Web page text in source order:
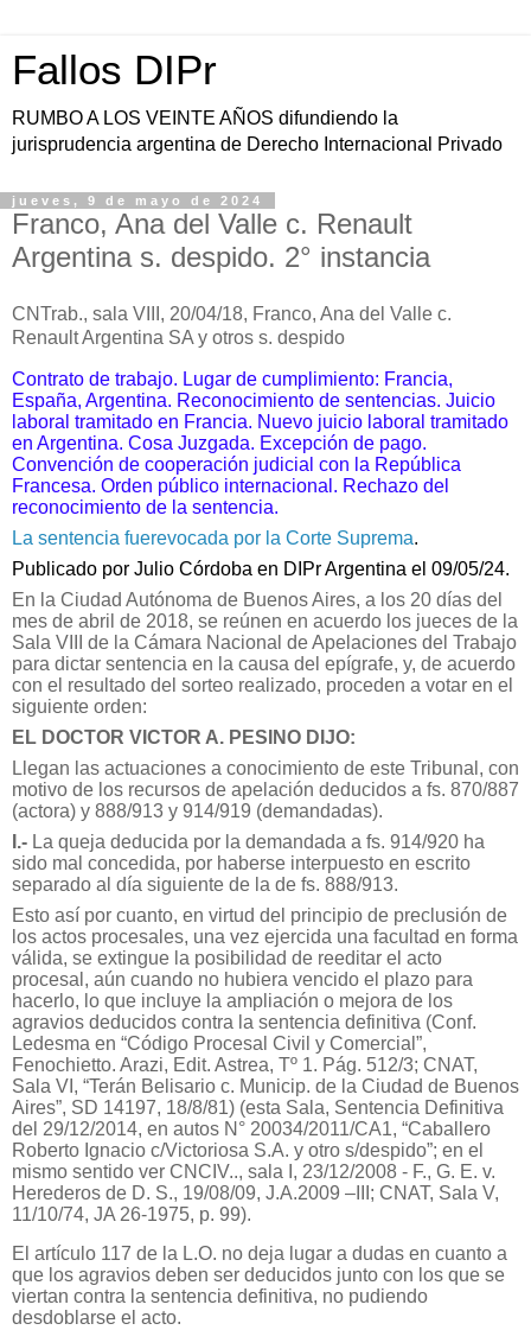
Fallos DIPr
RUMBO A LOS VEINTE AÑOS difundiendo la
jurisprudencia argentina de Derecho Internacional Privado
jueves, 9 de mayo de 2024
Franco, Ana del Valle c. Renault
Argentina s. despido. 2° instancia
CNTrab., sala VIII, 20/04/18, Franco, Ana del Valle c.
Renault Argentina SA y otros s. despido
Contrato de trabajo. Lugar de cumplimiento: Francia,
España, Argentina. Reconocimiento de sentencias. Juicio
laboral tramitado en Francia. Nuevo juicio laboral tramitado
en Argentina. Cosa Juzgada. Excepción de pago.
Convención de cooperación judicial con la República
Francesa. Orden público internacional. Rechazo del
reconocimiento de la sentencia.
La sentencia fuerevocada por la Corte Suprema.
Publicado por Julio Córdoba en DIPr Argentina el 09/05/24.
En la Ciudad Autónoma de Buenos Aires, a los 20 días del
mes de abril de 2018, se reúnen en acuerdo los jueces de la
Sala VIII de la Cámara Nacional de Apelaciones del Trabajo
para dictar sentencia en la causa del epígrafe, y, de acuerdo
con el resultado del sorteo realizado, proceden a votar en el
siguiente orden:
EL DOCTOR VICTOR A. PESINO DIJO:
Llegan las actuaciones a conocimiento de este Tribunal, con
motivo de los recursos de apelación deducidos a fs. 870/887
(actora) y 888/913 y 914/919 (demandadas).
I.- La queja deducida por la demandada a fs. 914/920 ha
sido mal concedida, por haberse interpuesto en escrito
separado al día siguiente de la de fs. 888/913.
Esto así por cuanto, en virtud del principio de preclusión de
los actos procesales, una vez ejercida una facultad en forma
válida, se extingue la posibilidad de reeditar el acto
procesal, aún cuando no hubiera vencido el plazo para
hacerlo, lo que incluye la ampliación o mejora de los
agravios deducidos contra la sentencia definitiva (Conf.
Ledesma en “Código Procesal Civil y Comercial”,
Fenochietto. Arazi, Edit. Astrea, Tº 1. Pág. 512/3; CNAT,
Sala VI, “Terán Belisario c. Municip. de la Ciudad de Buenos
Aires”, SD 14197, 18/8/81) (esta Sala, Sentencia Definitiva
del 29/12/2014, en autos N° 20034/2011/CA1, “Caballero
Roberto Ignacio c/Victoriosa S.A. y otro s/despido”; en el
mismo sentido ver CNCIV.., sala I, 23/12/2008 - F., G. E. v.
Herederos de D. S., 19/08/09, J.A.2009 –III; CNAT, Sala V,
11/10/74, JA 26-1975, p. 99).
El artículo 117 de la L.O. no deja lugar a dudas en cuanto a
que los agravios deben ser deducidos junto con los que se
viertan contra la sentencia definitiva, no pudiendo
desdoblarse el acto.